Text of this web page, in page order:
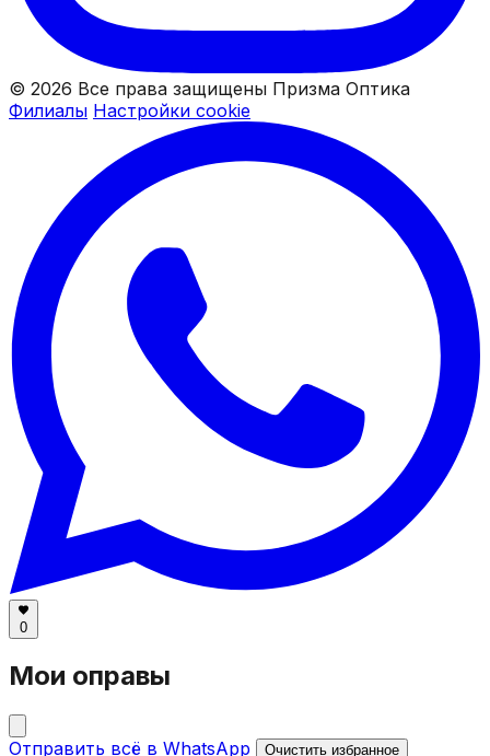
© 2026 Все права защищены Призма Оптика
Филиалы Настройки cookie
0
Мои оправы
Отправить всё в WhatsApp Очистить избранное